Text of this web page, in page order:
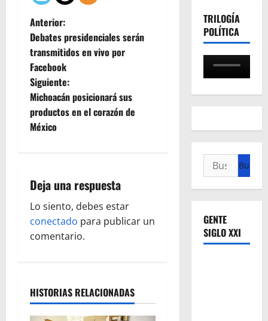
N
a
v
e
g
c
i
ó
e
Anterior:
Debates presidenciales serán
transmitidos en vivo por
Facebook
Siguiente:
Michoacán posicionará sus
productos en el corazón de
México
Deja una respuesta
Lo siento, debes estar
conectado para publicar un
comentario.
HISTORIAS RELACIONADAS
TRILOGÍA
POLÍTICA
Buscar:
GENTE
SIGLO XXI